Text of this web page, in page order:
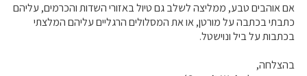
אם אוהבים טבע, ממליצה לשלב גם טיול באזורי השדות והכרמים, עליהם
כתבתי בכתבה על מורטן, או את המסלולים הרגליים עליהם המלצתי
בכתבות על ביל ונוישטל.
בהצלחה,